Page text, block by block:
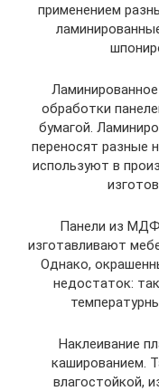
применением
обработки
бумагой.
переносят разные
используют в
Панели из
изготавливают
Однако,
недостаток:
Наклеивание
кашированием.
влагостойкой,